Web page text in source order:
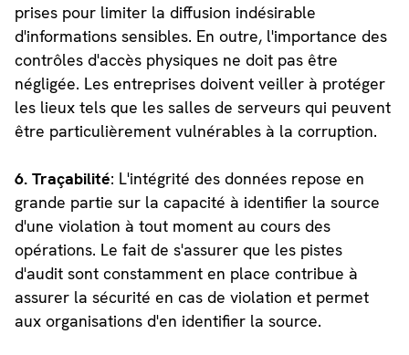
prises pour limiter la diffusion indésirable
d'informations sensibles. En outre, l'importance des
contrôles d'accès physiques ne doit pas être
négligée. Les entreprises doivent veiller à protéger
les lieux tels que les salles de serveurs qui peuvent
être particulièrement vulnérables à la corruption.
6. Traçabilité: L'intégrité des données repose en
grande partie sur la capacité à identifier la source
d'une violation à tout moment au cours des
opérations. Le fait de s'assurer que les pistes
d'audit sont constamment en place contribue à
assurer la sécurité en cas de violation et permet
aux organisations d'en identifier la source.